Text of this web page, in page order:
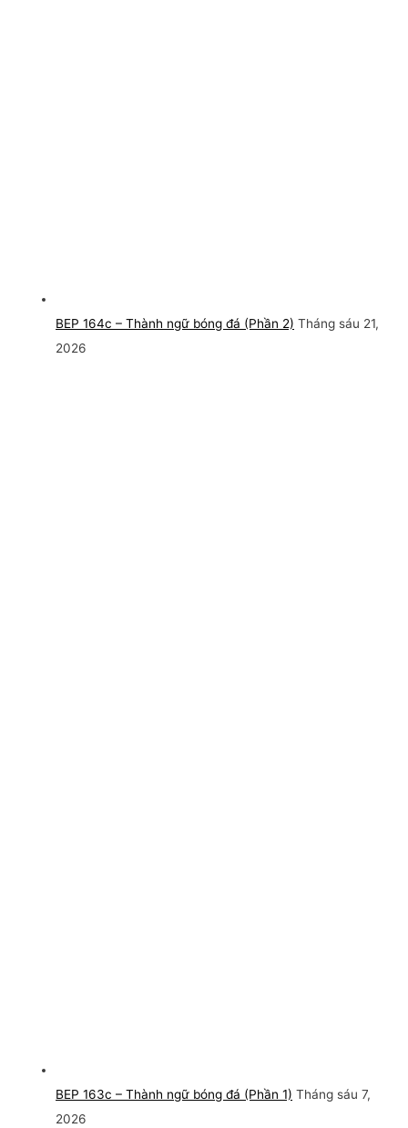
BEP 164c – Thành ngữ bóng đá (Phần 2) Tháng sáu 21,
2026
BEP 163c – Thành ngữ bóng đá (Phần 1) Tháng sáu 7,
2026